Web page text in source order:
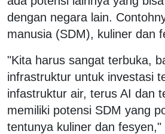
dengan negara lain.
manusia (SDM), kuliner dan
"Kita harus sangat terbuka,
infrastruktur untuk investasi
infastruktur air, terus AI dan
memiliki potensi SDM yang
tentunya kuliner dan fesyen,"